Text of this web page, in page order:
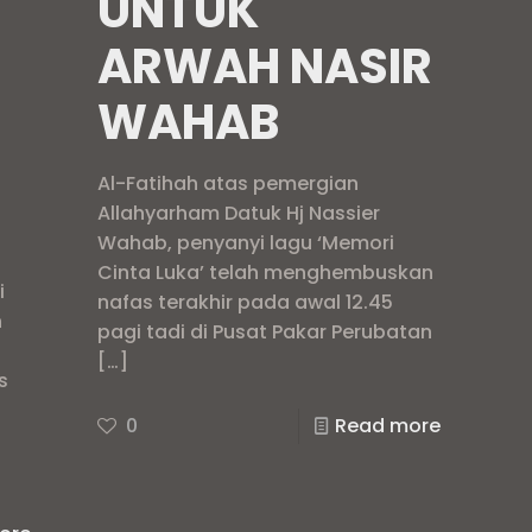
ARWAH NASIR
WAHAB
Al-Fatihah atas pemergian
Allahyarham Datuk Hj Nassier
Wahab, penyanyi lagu ‘Memori
Cinta Luka’ telah menghembuskan
nafas terakhir pada awal 12.45
pagi tadi di Pusat Pakar Perubatan
[…]
0 Read more